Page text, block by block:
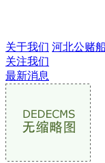
关于我们 河北公赌
关注我们
最新消息